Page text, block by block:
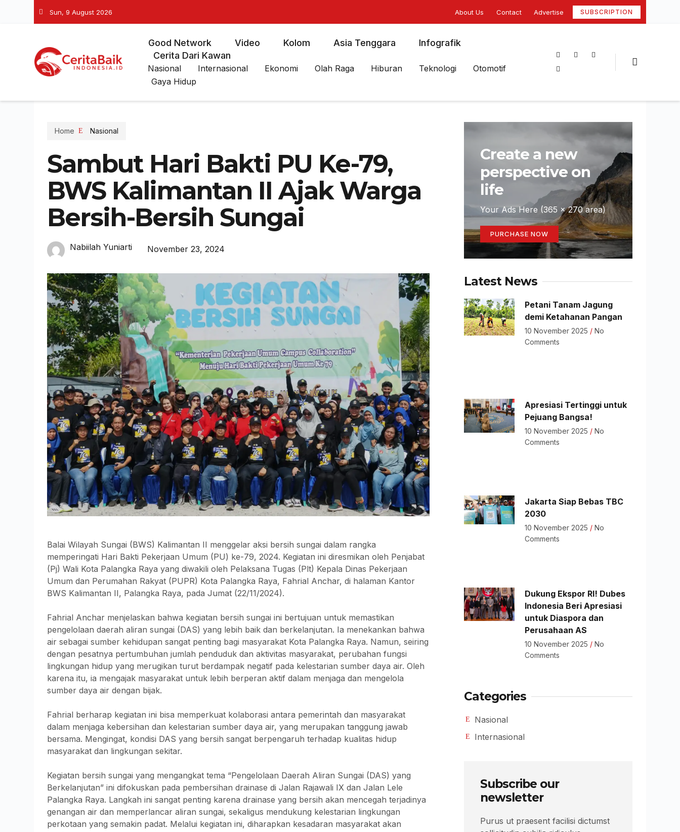
Sun, 9 August 2026 About Us Contact Advertise SUBSCRIPTION
Good Network Video Kolom Asia Tenggara
Infografik
Cerita Dari Kawan
Nasional Internasional Ekonomi Olah Raga Hiburan Teknologi
Otomotif
Gaya Hidup
Home Nasional
Sambut Hari Bakti PU Ke-79,
BWS Kalimantan II Ajak Warga
Bersih-Bersih Sungai
Nabiilah Yuniarti November 23, 2024
Balai Wilayah Sungai (BWS) Kalimantan II menggelar aksi bersih sungai dalam rangka
memperingati Hari Bakti Pekerjaan Umum (PU) ke-79, 2024. Kegiatan ini diresmikan oleh Penjabat
(Pj) Wali Kota Palangka Raya yang diwakili oleh Pelaksana Tugas (Plt) Kepala Dinas Pekerjaan
Umum dan Perumahan Rakyat (PUPR) Kota Palangka Raya, Fahrial Anchar, di halaman Kantor
BWS Kalimantan II, Palangka Raya, pada Jumat (22/11/2024).
Fahrial Anchar menjelaskan bahwa kegiatan bersih sungai ini bertujuan untuk memastikan
pengelolaan daerah aliran sungai (DAS) yang lebih baik dan berkelanjutan. Ia menekankan bahwa
air sebagai sumber kehidupan sangat penting bagi masyarakat Kota Palangka Raya. Namun, seiring
dengan pesatnya pertumbuhan jumlah penduduk dan aktivitas masyarakat, perubahan fungsi
lingkungan hidup yang merugikan turut berdampak negatif pada kelestarian sumber daya air. Oleh
karena itu, ia mengajak masyarakat untuk lebih berperan aktif dalam menjaga dan mengelola
sumber daya air dengan bijak.
Fahrial berharap kegiatan ini bisa memperkuat kolaborasi antara pemerintah dan masyarakat
dalam menjaga kebersihan dan kelestarian sumber daya air, yang merupakan tanggung jawab
bersama. Mengingat, kondisi DAS yang bersih sangat berpengaruh terhadap kualitas hidup
masyarakat dan lingkungan sekitar.
Kegiatan bersih sungai yang mengangkat tema “Pengelolaan Daerah Aliran Sungai (DAS) yang
Berkelanjutan” ini difokuskan pada pembersihan drainase di Jalan Rajawali IX dan Jalan Lele
Palangka Raya. Langkah ini sangat penting karena drainase yang bersih akan mencegah terjadinya
genangan air dan memperlancar aliran sungai, sekaligus mendukung kelestarian lingkungan
perkotaan yang semakin padat. Melalui kegiatan ini, diharapkan kesadaran masyarakat akan
Create a new
perspective on
life
Your Ads Here (365 x 270 area)
PURCHASE NOW
Latest News
Petani Tanam Jagung
demi Ketahanan Pangan
10 November 2025
No
Comments
Apresiasi Tertinggi untuk
Pejuang Bangsa!
10 November 2025
No
Comments
Jakarta Siap Bebas TBC
2030
10 November 2025
No
Comments
Dukung Ekspor RI! Dubes
Indonesia Beri Apresiasi
untuk Diaspora dan
Perusahaan AS
10 November 2025
No
Comments
Categories
Nasional
Internasional
Subscribe our
newsletter
Purus ut praesent facilisi dictumst